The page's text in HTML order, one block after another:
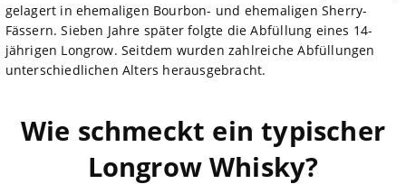
gelagert in ehemaligen Bourbon- und ehemaligen Sherry-
Fässern. Sieben Jahre später folgte die Abfüllung eines 14-
jährigen Longrow. Seitdem wurden zahlreiche Abfüllungen
unterschiedlichen Alters herausgebracht.
Wie schmeckt ein typischer
Longrow Whisky?